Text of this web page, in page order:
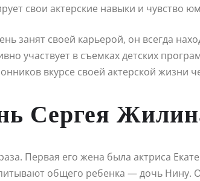
свои актерские навыки и чувство
занят своей карьерой, он всегда
участвует в съемках детских
вкурсе своей актерской жизни
Сергея
Первая его жена была актриса
общего ребенка — дочь Нину.